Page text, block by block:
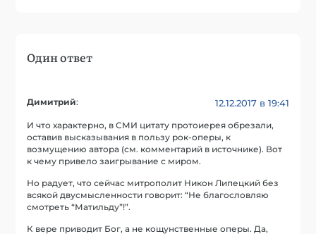
Один ответ
Димитрий: 12.12.2017 в 19:41
И что характерно, в СМИ цитату протоиерея обрезали,
оставив высказывания в пользу рок-оперы, к
возмущению автора (см. комментарий в источнике). Вот
к чему привело заигрывание с миром.
Но радует, что сейчас митрополит Никон Липецкий без
всякой двусмысленности говорит: “Не благословляю
смотреть “Матильду”!”.
К вере приводит Бог, а не кощунственные оперы. Да,